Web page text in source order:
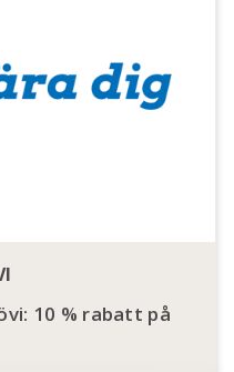
10 % rabatt på